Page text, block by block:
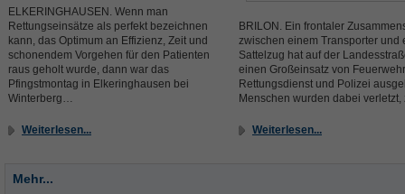
ELKERINGHAUSEN. Wenn man
Rettungseinsätze als perfekt bezeichnen
kann, das Optimum an Effizienz, Zeit und
schonendem Vorgehen für den Patienten
raus geholt wurde, dann war das
Pfingstmontag in Elkeringhausen bei
Winterberg…
Weiterlesen...
BRILON. Ein frontaler
zwischen einem Transporter und
Sattelzug hat auf der
einen Großeinsatz von
Rettungsdienst und Polizei
Menschen wurden dabei
Weiterlesen...
Mehr...